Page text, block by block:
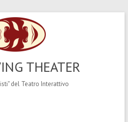
THEATER
del Teatro Interattivo